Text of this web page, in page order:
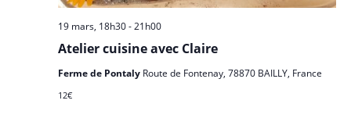
n
Atelier cuisine avec Claire
19 mars, 18h30-21h00
Ferme de Pontaly Route de Fontenay, 78870 BAILLY, France
12€